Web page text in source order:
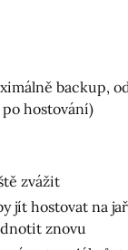
backup,
hostování)
zvážit
jít hostovat na
znovu